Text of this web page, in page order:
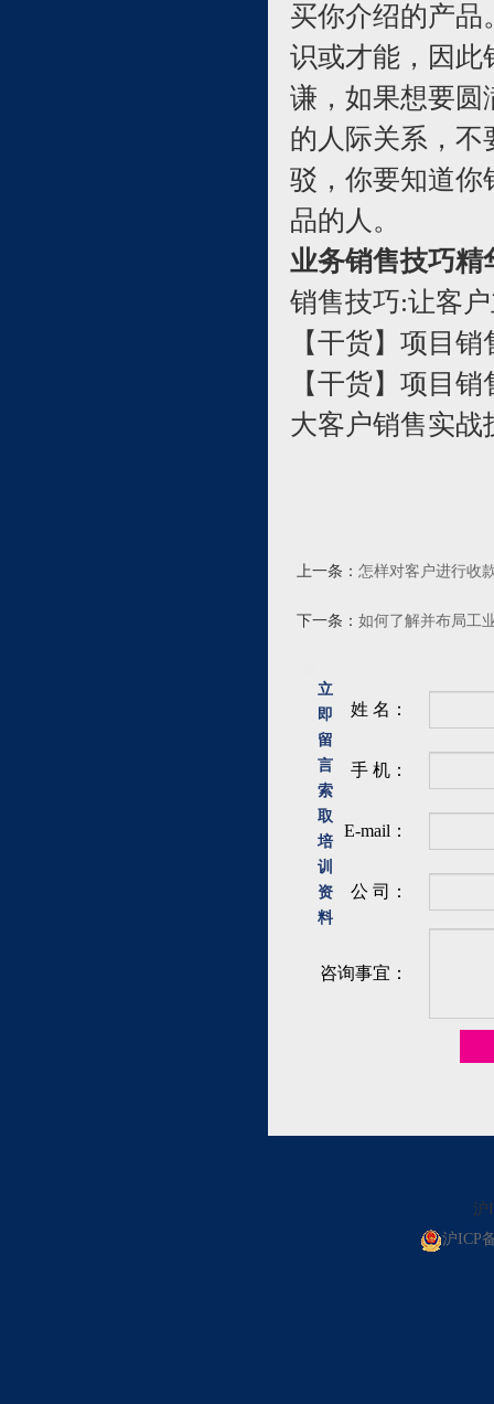
买你介绍的产品
识或才能，因此
谦，如果想要圆
的人际关系，不
驳，你要知道你
品的人。
业务销售技巧精
销售技巧:让客
【干货】项目
【干货】项目
大客户销售实战
上一条： 怎样对客户进行收
下一条： 如何了解并布局工
立
即
留
言
索
取
培
训
资
料
姓 名：
手 机：
E-mail：
公 司：
咨询事宜：
沪
沪ICP